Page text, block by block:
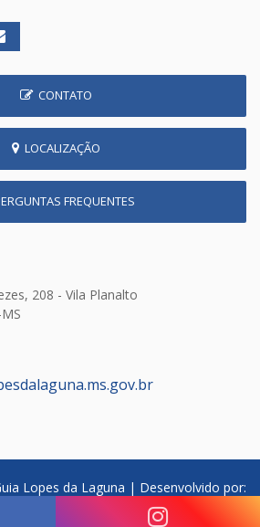
CONTATO
LOCALIZAÇÃO
FREQUENTES
208 - Vila Planalto
Lopes da Laguna | Desenvolvido por: